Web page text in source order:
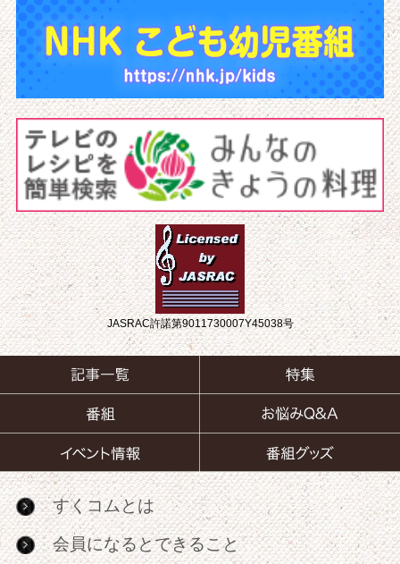
JASRAC許諾第9011730007Y45038号
すくコムとは
会員になるとできること